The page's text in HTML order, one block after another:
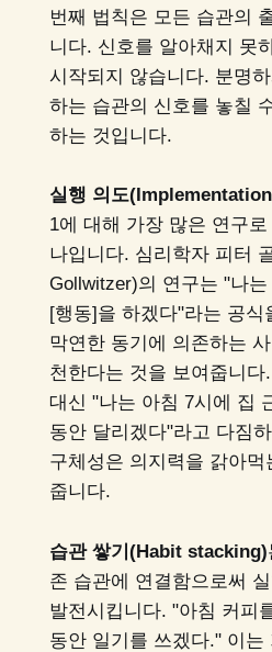
번째 법칙은 모든 습관의
니다. 신호를 알아채지 못
시작되지 않습니다. 분명
하는 습관의 신호를 놓칠
하는 것입니다.
실행 의도
1에 대해 가장 많은 연구
나입니다. 심리학자 피터
Gollwitzer)의 연구는 "나
[행동]을 하겠다"라는 공식
막연한 동기에 의존하는
천한다는 것을 보여줍니
대신 "나는 아침 7시에 집
동안 달리겠다"라고 다짐
구체성은 의지력을 갉아먹
줍니다.
습관 쌓기(Habit stacking)
존 습관에 연결함으로써
발전시킵니다. "아침 커피
동안 일기를 쓰겠다." 이